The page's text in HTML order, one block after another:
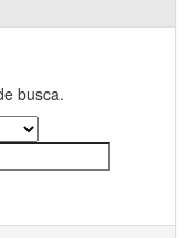
busca.